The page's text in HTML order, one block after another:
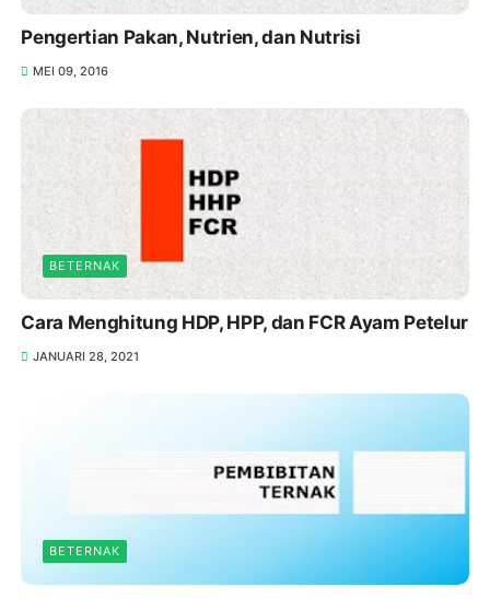
Pengertian Pakan, Nutrien, dan Nutrisi
MEI 09, 2016
BETERNAK
Cara Menghitung HDP, HPP, dan FCR Ayam Petelur
JANUARI 28, 2021
BETERNAK